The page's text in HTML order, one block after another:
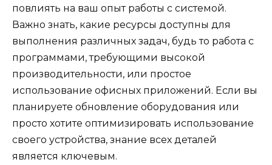
повлиять на ваш опыт работы с системой.
Важно знать, какие ресурсы доступны для
выполнения различных задач, будь то работа с
программами, требующими высокой
производительности, или простое
использование офисных приложений. Если вы
планируете обновление оборудования или
просто хотите оптимизировать использование
своего устройства, знание всех деталей
является ключевым.